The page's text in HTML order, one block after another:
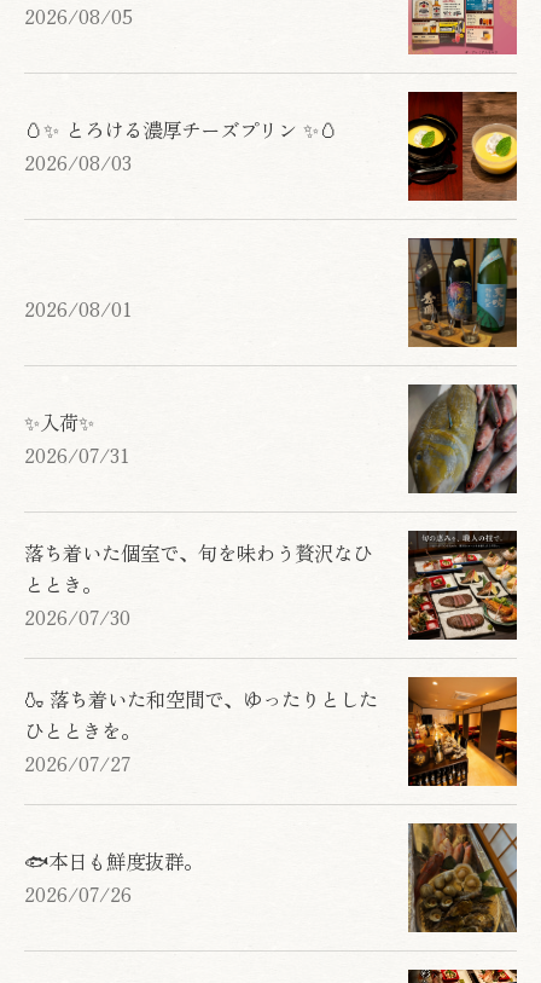
2026/08/05
🥚✨ とろける濃厚チーズプリン ✨🥚
2026/08/03
2026/08/01
✨入荷✨
2026/07/31
落ち着いた個室で、旬を味わう贅沢なひ
ととき。
2026/07/30
🍶 落ち着いた和空間で、ゆったりとした
ひとときを。
2026/07/27
🐟本日も鮮度抜群。
2026/07/26